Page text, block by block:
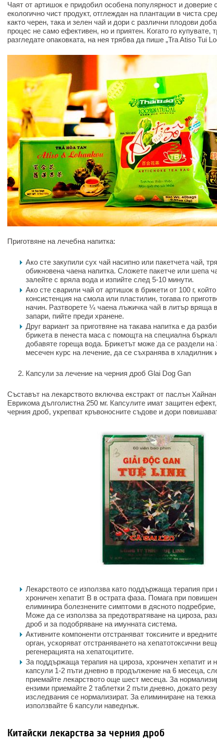
Чаят от артишок е придобил особена популярност и доверие
екологично чист продукт, отглеждан на плантации в чиста
както черен, така и зелен чай и дори с различни плодови
процес не само ефективен, но и приятен. Когато го купувате,
разгледате опаковката, на нея трябва да пише „Tra Atiso Tui
Приготвяне на лечебна напитка:
Ако сте закупили сух чай насипно или пакетчета чай,
обикновена чаена напитка. Сложете пакетче или шепа
залейте с вряла вода и изпийте след 5-10 минути.
Ако сте сварили чай от артишок в брикети от 100 г,
консистенция на смола или пластилин, тогава го
начин. Разтворете ¼ чаена лъжичка чай в литър вряща
запари, пийте преди хранене.
Друг вариант за приготвяне на такава напитка е да
брикета в пенеста маса с помощта на специална
добавяте гореща вода. Брикетът може да се раздели на
месечен курс на лечение, да се съхранява в
Капсули за лечение на черния дроб Glai Dog Gan
Съставът на лекарството включва екстракт от паслън Хайнан
Еврикома дълголистна 250 мг. Капсулите имат защитен
черния дроб, укрепват кръвоносните съдове и дори
Лекарството се използва като поддържаща терапия при
хроничен хепатит B в острата фаза. Помага при
елиминира болезнените симптоми в дясното
Може да се използва за предотвратяване на цироза,
дроб и за подобряване на имунната система.
Активните компоненти отстраняват токсините и
орган, ускоряват отстраняването на хепатотоксични
регенерацията на хепатоцитите.
За поддържаща терапия на цироза, хроничен хепатит и
капсули 1-2 пъти дневно в продължение на 6 месеца,
приемайте лекарството още шест месеца. За
ензими приемайте 2 таблетки 2 пъти дневно, докато
изследвания се нормализират. За елиминиране на
използвайте 6 капсули наведнъж.
Китайски лекарства за черния дроб